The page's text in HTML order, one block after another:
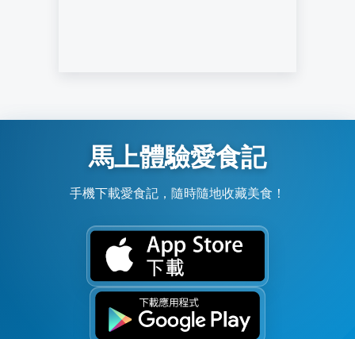
馬上體驗愛食記
手機下載愛食記，隨時隨地收藏美食！